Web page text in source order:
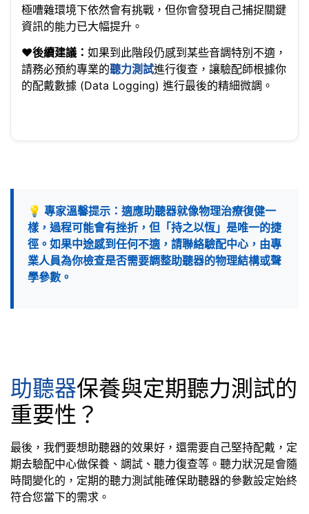
極嘈雜環境下依然會有挑戰，但你會發現自己捕捉關鍵
資訊的能力已大幅提升。
❤️後續建議： 如果到此階段仍感到某些音調特別不適，
請務必預約專業的聽力測試進行復查，讓驗配師根據你
的配戴數據 (Data Logging) 進行最後的精細微調。
💡 專家溫馨提示：適應助聽器就像物理治療復健一
樣，過程可能會有挫折，但「持之以恆」是唯一的捷
徑。如果中途感到任何不適，請聯絡驗配中心，由專
業人員為你檢查是否需要調整助聽器的物理結構或聲
學參數。
助聽器保養與定期聽力測試的
重要性？
最後，我們要想助聽器的效果好，還需要自己堅持配戴，定
期去驗配中心做保養、調試、聽力復查等。聽力狀況是會隨
時間變化的，定期的聽力測試能確保助聽器的參數設定始終
符合您當下的需求。